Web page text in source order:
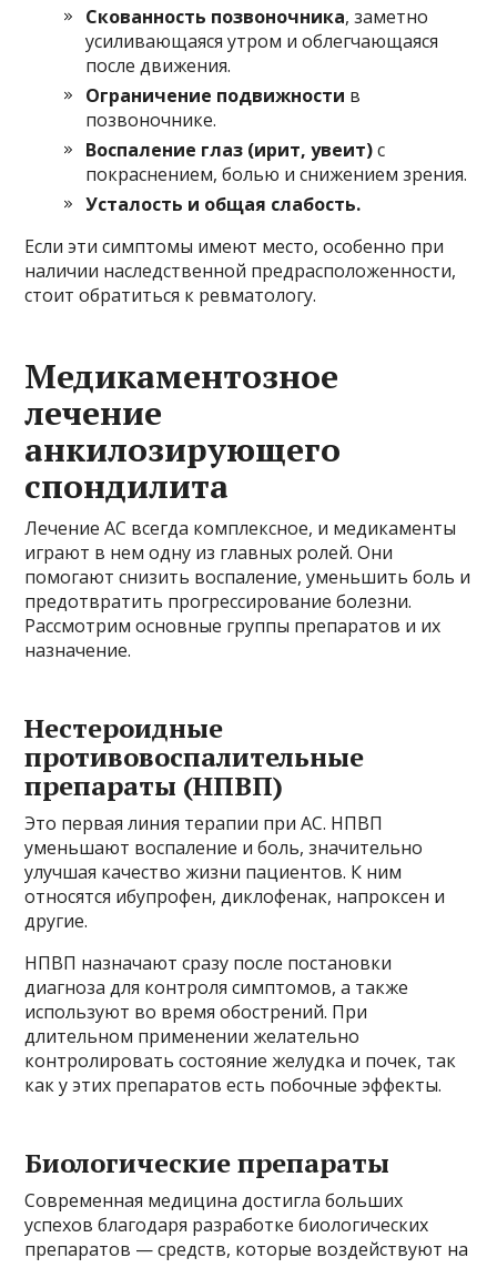
Скованность позвоночника, заметно
усиливающаяся утром и облегчающаяся
после движения.
Ограничение подвижности в
позвоночнике.
Воспаление глаз (ирит, увеит)с
покраснением, болью и снижением зрения.
Усталость и общая слабость.
Если эти симптомы имеют место, особенно при
наличии наследственной предрасположенности,
стоит обратиться к ревматологу.
Медикаментозное
лечение
анкилозирующего
спондилита
Лечение АС всегда комплексное, и медикаменты
играют в нем одну из главных ролей. Они
помогают снизить воспаление, уменьшить боль и
предотвратить прогрессирование болезни.
Рассмотрим основные группы препаратов и их
назначение.
Нестероидные
противовоспалительные
препараты (НПВП)
Это первая линия терапии при АС. НПВП
уменьшают воспаление и боль, значительно
улучшая качество жизни пациентов. К ним
относятся ибупрофен, диклофенак, напроксен и
другие.
НПВП назначают сразу после постановки
диагноза для контроля симптомов, а также
используют во время обострений. При
длительном применении желательно
контролировать состояние желудка и почек, так
как у этих препаратов есть побочные эффекты.
Биологические препараты
Современная медицина достигла больших
успехов благодаря разработке биологических
препаратов — средств, которые воздействуют на